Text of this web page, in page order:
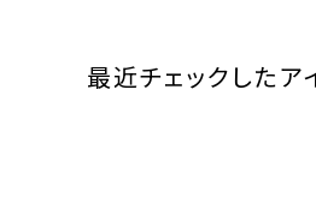
最近チェックしたア